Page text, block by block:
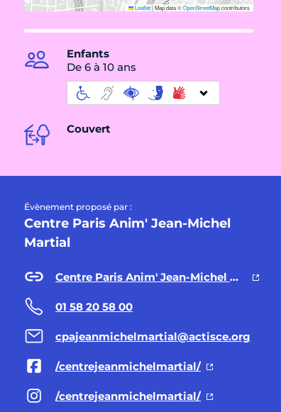
Leaflet|Map data ©OpenStreetMapcontributors
Enfants
De 6 à 10 ans
Couvert
Évènement proposé par :
Centre Paris Anim' Jean-Michel
Martial
Centre Paris Anim' Jean-Michel Martial
01 58 20 58 00
cpajeanmichelmartial@actisce.org
/centrejeanmichelmartial/
/centrejeanmichelmartial/